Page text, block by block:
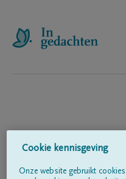
Cookie kennisgeving
Onze website gebruikt